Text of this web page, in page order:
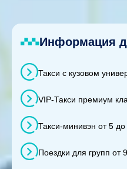
Информация
Такси с кузовом
VIP-Такси премиум
Такси-минивэн от 5
Поездки для групп от